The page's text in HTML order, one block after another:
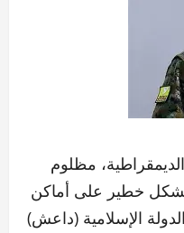
مظلوم
خطير على أماكن
الإسلامية (داعش)